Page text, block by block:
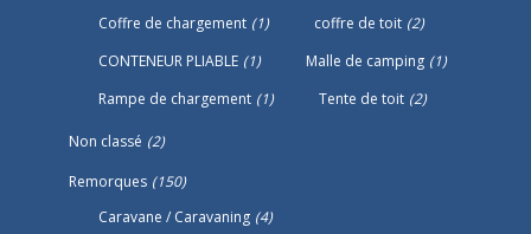
Coffre de chargement (1) coffre de toit (2)
CONTENEUR PLIABLE (1) Malle de camping (1)
Rampe de chargement (1) Tente de toit (2)
Non classé (2)
Remorques (150)
Caravane / Caravaning (4)